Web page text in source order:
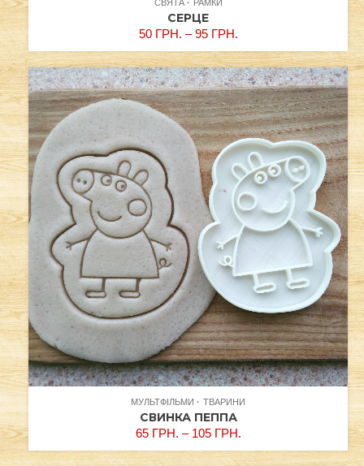
СВЯТА РАМКИ
СЕРЦЕ
50 ГРН. –95 ГРН.
МУЛЬТФІЛЬМИ ТВАРИНИ
СВИНКА ПЕППА
65 ГРН. – 105 ГРН.